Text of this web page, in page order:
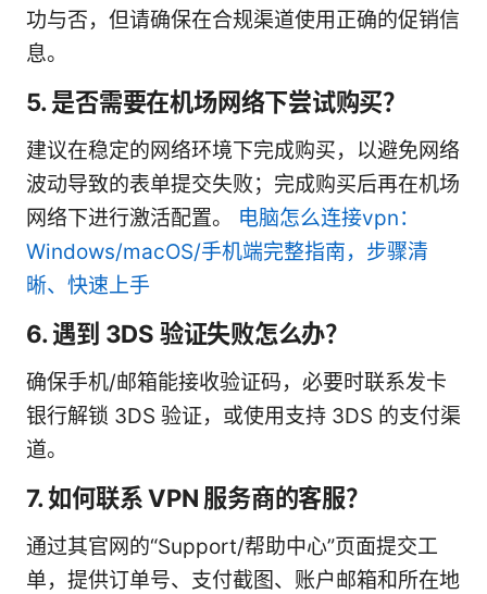
功与否，但请确保在合规渠道使用正确的促销信
息。
5. 是否需要在机场网络下尝试购买？
建议在稳定的网络环境下完成购买，以避免网络
波动导致的表单提交失败；完成购买后再在机场
网络下进行激活配置。 电脑怎么连接vpn：
Windows/macOS/手机端完整指南，步骤清
晰、快速上手
6. 遇到 3DS 验证失败怎么办？
确保手机/邮箱能接收验证码，必要时联系发卡
银行解锁 3DS 验证，或使用支持 3DS 的支付渠
道。
7. 如何联系 VPN 服务商的客服？
通过其官网的“Support/帮助中心”页面提交工
单，提供订单号、支付截图、账户邮箱和所在地